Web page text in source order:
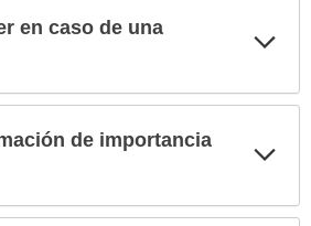
en caso de una
de importancia